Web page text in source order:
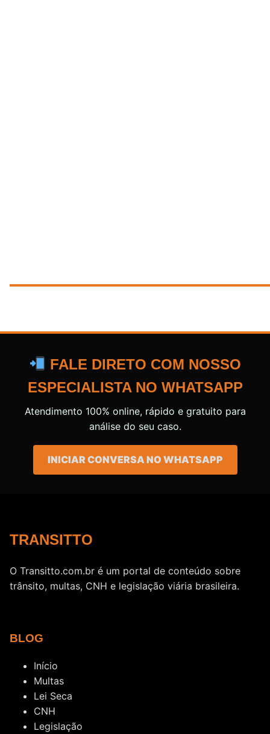
FALE DIRETO COM NOSSO
ESPECIALISTA NO WHATSAPP
Atendimento 100% online, rápido e gratuito para
análise do seu caso.
INICIAR CONVERSA NO WHATSAPP
TRANSITTO
O Transitto.com.br é um portal de conteúdo sobre
trânsito, multas, CNH e legislação viária brasileira.
BLOG
Início
Multas
Lei Seca
CNH
Legislação